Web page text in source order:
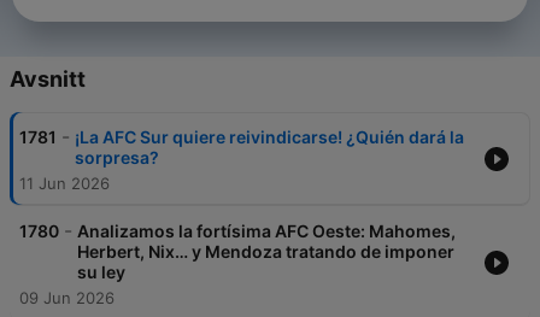
Avsnitt
1781 - ¡La AFC Sur quiere reivindicarse! ¿Quién dará la
sorpresa?
11 Jun 2026
1780 - Analizamos la fortísima AFC Oeste: Mahomes,
Herbert, Nix… y Mendoza tratando de imponer
su ley
09 Jun 2026